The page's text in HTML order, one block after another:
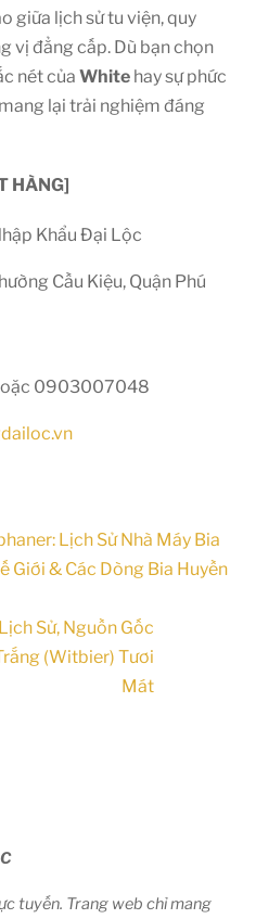
giữa lịch sử tu viện, quy
vị đẳng cấp. Dù bạn chọn
nét củaWhite hay sự phức
lại trải nghiệm đáng
HÀNG]
Khẩu Đại Lộc
Cầu Kiệu, Quận Phú
0903007048
Lịch Sử Nhà Máy Bia
Giới & Các Dòng Bia Huyền
Sử, Nguồn Gốc
(Witbier) Tươi
Mát
tuyến. Trang web chỉ mang